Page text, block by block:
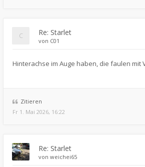
Re: Starlet
von C01
Hinterachse im Auge haben, die faulen mit
Zitieren
Fr 1. Mai 2026, 16:22
Re: Starlet
von weichei65